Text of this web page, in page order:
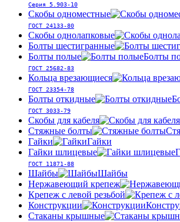
Серия 5.903-10
Скобы одноместные
ГОСТ 24133-80
Скобы однолапковые
Болты шестигранные
Болты полые
Болты
ГОСТ 25682-83
Кольца врезающиеся
ГОСТ 23354-78
Болты откидные
ГОСТ 3033-79
Скобы для кабеля
Стяжные болты
Гайки
Гайки
Гайки шлицевые
ГОСТ 11871-88
Шайбы
Шайбы
Нержавеющий крепеж
Крепеж с левой резьбой
Конструкции
Стаканы крышные